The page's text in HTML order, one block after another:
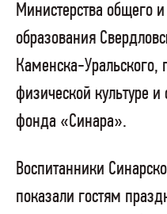
Министерства общего
образования
Каменска-Уральского,
физической культуре и
фонда «Синара».
Воспитанники
показали гостям